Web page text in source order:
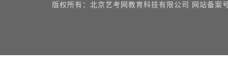
版权所有：北京艺考网教育科技有限公司 网站备案号